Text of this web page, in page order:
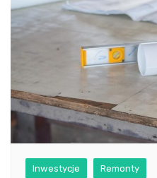
Inwestycje Remonty